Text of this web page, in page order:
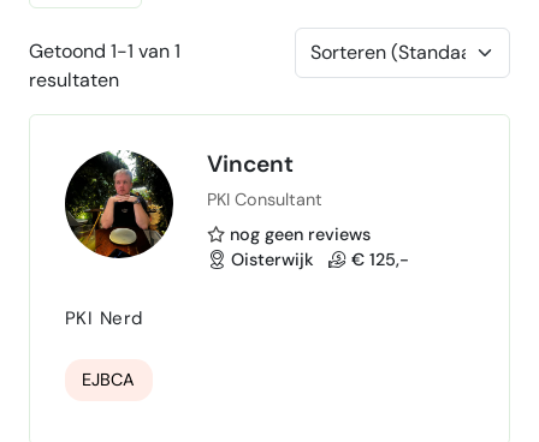
Getoond 1-1 van 1
resultaten
Vincent
PKI Consultant
nog geen reviews
Oisterwijk
€ 125,-
PKI Nerd
EJBCA